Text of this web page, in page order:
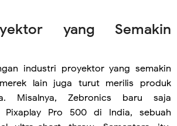
yang Semakin
industri proyektor yang semakin
lain juga turut merilis produk
Misalnya, Zebronics baru saja
Pixaplay Pro 500 di India, sebuah